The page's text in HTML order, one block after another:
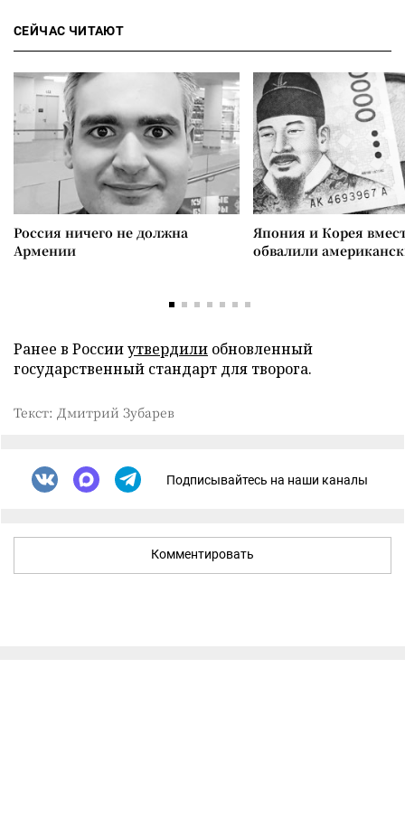
СЕЙЧАС ЧИТАЮТ
Россия ничего не должна
Армении
Япония и Корея
обвалили
Ранее в Россииутвердили обновленный
государственный стандарт для творога.
Текст: Дмитрий Зубарев
Подписывайтесь на наши каналы
Комментировать